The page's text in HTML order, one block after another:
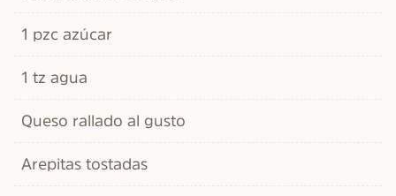
1 pzc azúcar
1 tz agua
Queso rallado al gusto
Arepitas tostadas